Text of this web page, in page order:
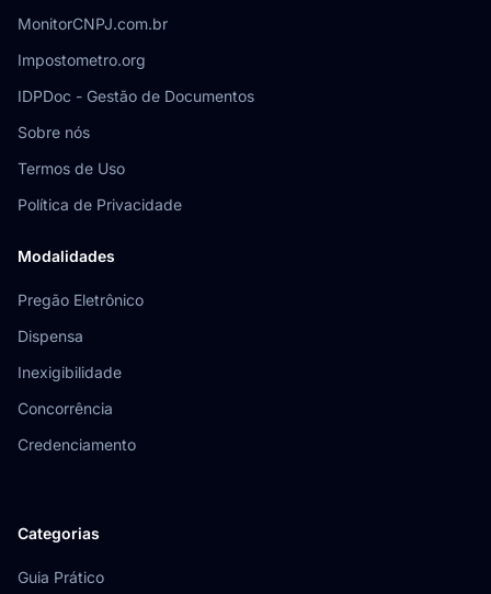
MonitorCNPJ.com.br
Impostometro.org
IDPDoc - Gestão de Documentos
Sobre nós
Termos de Uso
Política de Privacidade
Modalidades
Pregão Eletrônico
Dispensa
Inexigibilidade
Concorrência
Credenciamento
Categorias
Guia Prático